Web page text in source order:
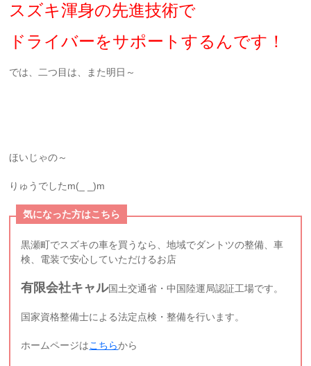
スズキ渾身の先進技術で
ドライバーをサポートするんです！
では、二つ目は、また明日～
ほいじゃの～
りゅうでしたm(_ _)m
気になった方はこちら
黒瀬町でスズキの車を買うなら、地域でダントツの整備、車
検、電装で安心していただけるお店
有限会社キャル国土交通省・中国陸運局認証工場です。
国家資格整備士による法定点検・整備を行います。
ホームページはこちらから